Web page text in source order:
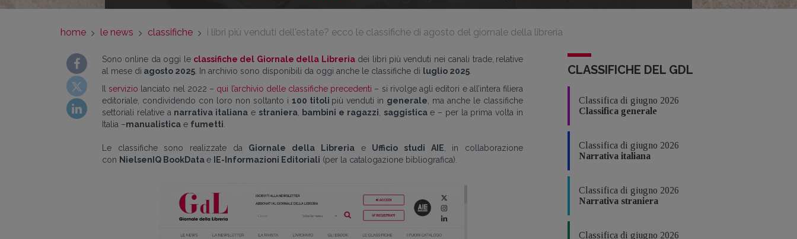
home le news classifiche i libri più venduti dell'estate? ecco le classifiche di agosto del giornale della libreria
Sono online da oggi le classifiche del Giornale della Libreriadei libri più venduti nei canali trade, relative
al mese di agosto 2025 . In archivio sono disponibili da oggi anche le classifiche di luglio 2025
Ilservizio lanciato nel 2022 – qui l’archivio delle classifiche precedenti – si rivolge agli editori e all’intera filiera
editoriale, condividendo con loro non soltanto i 100 titoli più venduti in generale , ma anche le classifiche
settoriali relative a narrativa italiana e straniera, bambini e ragazzi saggisticae – per la prima volta in
Italia –manualistica e fumetti
Le classifiche sono realizzate da Giornale della Libreriae Ufficio studi AIE , in collaborazione
con NielsenIQ BookDatae IE-Informazioni Editoriali (per la catalogazione bibliografica).
CLASSIFICHE DEL GDL
Classifica di giugno 2026
Classifica generale
Classifica di giugno 2026
Narrativa italiana
Classifica di giugno 2026
Narrativa straniera
Classifica di giugno 2026